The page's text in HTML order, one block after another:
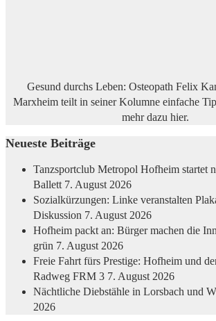
Gesund durchs Leben: Osteopath Felix
Marxheim teilt in seiner Kolumne einfache
mehr dazu hier.
Neueste Beiträge
Tanzsportclub Metropol Hofheim startet
Ballett 7. August 2026
Sozialkürzungen: Linke veranstalten
Diskussion 7. August 2026
Hofheim packt an: Bürger machen die
grün 7. August 2026
Freie Fahrt fürs Prestige: Hofheim und
Radweg FRM 3 7. August 2026
Nächtliche Diebstähle in Lorsbach und
2026